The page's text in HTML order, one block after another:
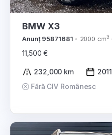
BMW X3
Anunț 95871681 2000 cm3
11,500 €
232,000 km 2011
Fără CIV Românesc